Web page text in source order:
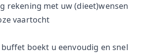
rekening met uw (dieet)wensen
vaartocht
boekt u eenvoudig en snel